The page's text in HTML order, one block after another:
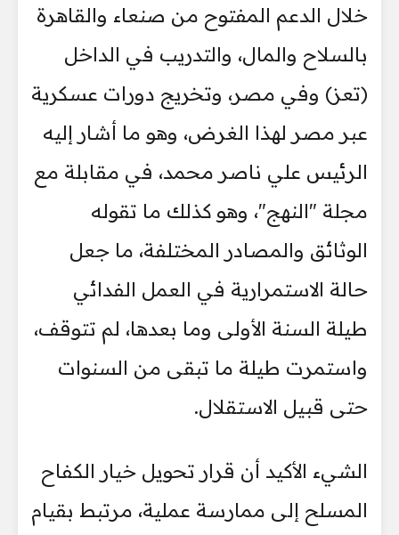
خلال الدعم المفتوح من صنعاء والقاهرة
بالسلاح والمال، والتدريب في الداخل
(تعز) وفي مصر، وتخريج دورات عسكرية
عبر مصر لهذا الغرض، وهو ما أشار إليه
الرئيس علي ناصر محمد، في مقابلة مع
مجلة "النهج"، وهو كذلك ما تقوله
الوثائق والمصادر المختلفة، ما جعل
حالة الاستمرارية في العمل الفدائي
طيلة السنة الأولى وما بعدها، لم تتوقف،
واستمرت طيلة ما تبقى من السنوات
حتى قبيل الاستقلال.
الشيء الأكيد أن قرار تحويل خيار الكفاح
المسلح إلى ممارسة عملية، مرتبط بقيام